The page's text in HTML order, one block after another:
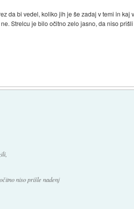
da bi vedel, koliko jih je še zadaj v temi in kaj
Strelcu je bilo očitno zelo jasno, da niso
niso prišle nadenj